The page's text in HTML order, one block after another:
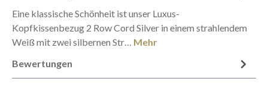
Eine klassische Schönheit ist unser Luxus-
Kopfkissenbezug 2 Row Cord Silver in einem strahlendem
Weiß mit zwei silbernen Str… Mehr
Bewertungen